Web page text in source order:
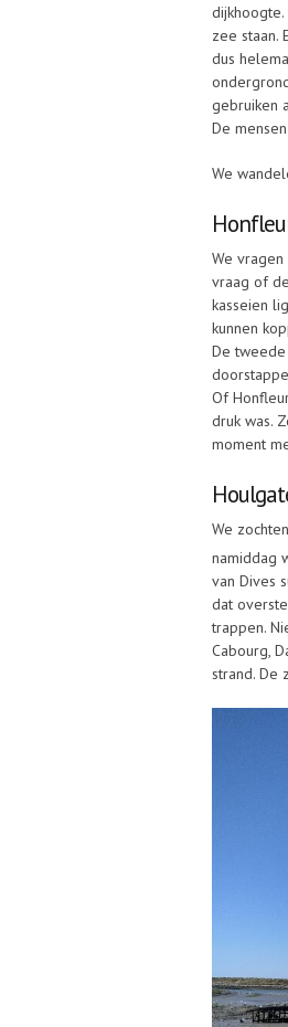
zee
dus
gebruiken
De
We
We
vraag of
kasseien
kunnen
De
Of
druk was.
moment
We
namiddag
van Dives
dat
trappen.
Cabourg,
strand. De